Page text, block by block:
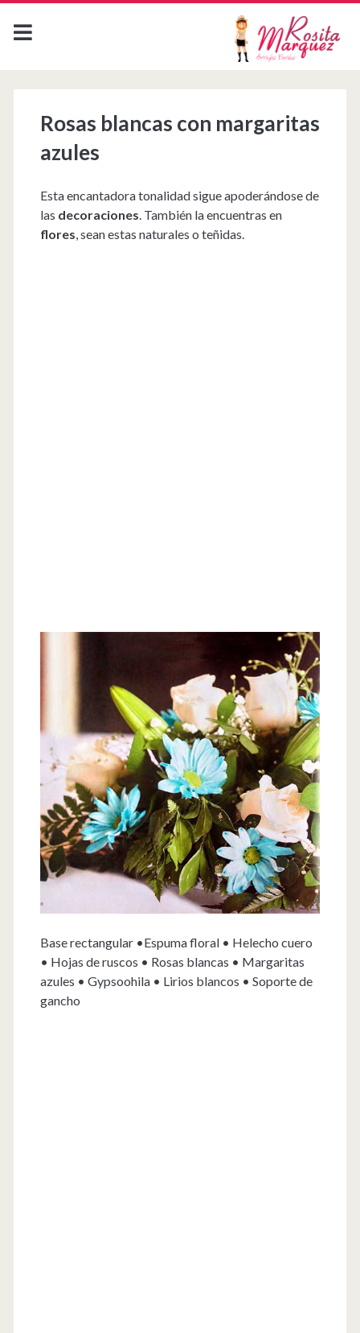
Rosas blancas con margaritas
azules
Esta encantadora tonalidad sigue apoderándose de
las decoraciones . También la encuentras en
flores , sean estas naturales o teñidas.
Base rectangular •Espuma floral • Helecho cuero
• Hojas de ruscos • Rosas blancas • Margaritas
azules • Gypsoohila • Lirios blancos • Soporte de
gancho